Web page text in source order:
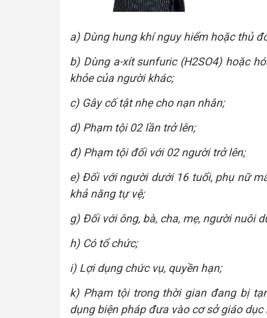
a) Dùng hung khí nguy hiểm hoặc thủ
b) Dùng a-xít sunfuric (H2SO4) hoặc
khỏe của người khác;
c) Gây cố tật nhẹ cho nạn nhân;
d) Phạm tội 02 lần trở lên;
đ) Phạm tội đối với 02 người trở lên;
e) Đối với người dưới 16 tuổi, phụ nữ
khả năng tự vệ;
g) Đối với ông, bà, cha, mẹ, người nuôi
h) Có tổ chức;
i) Lợi dụng chức vụ, quyền hạn;
k) Phạm tội trong thời gian đang bị
dụng biện pháp đưa vào cơ sở giáo